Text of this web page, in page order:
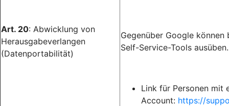
Art. 20: Abwicklung von
Herausgabeverlangen
(Datenportabilität)
Gegenüber Google
Self-Service-Tools ausüben.
Link für Personen mit
Account: https://